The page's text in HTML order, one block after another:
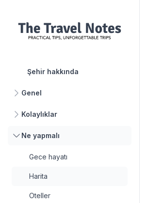
Şehir hakkında
Genel
Kolaylıklar
Ne yapmalı
Gece hayatı
Harita
Oteller